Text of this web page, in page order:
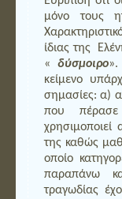
μόνο τους
ίδιας της
« δύσμοιρο».
κείμενο
σημασίες: α)
που
της καθώς
οποίο
παραπάνω
τραγωδίας